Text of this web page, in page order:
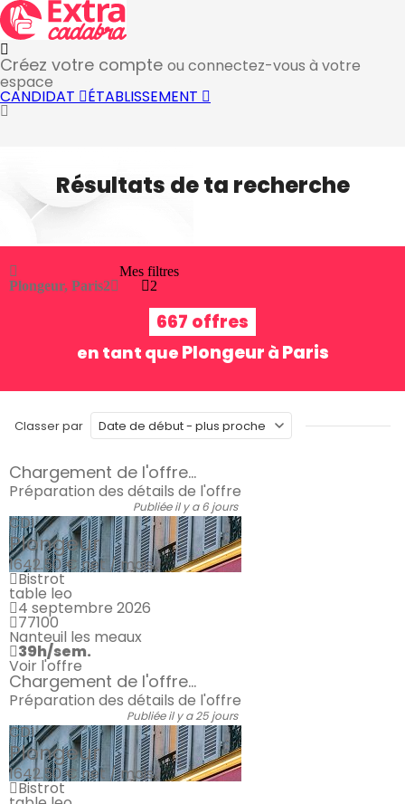
Créez votre compte ou connectez-vous à votre
espace
CANDIDAT ÉTABLISSEMENT
Résultats de ta recherche
Plongeur, Paris2
Mes filtres
2
667 offres
en tant que Plongeur à Paris
Classer par
Chargement de l'offre...
Préparation des détails de l'offre
Publiée il y a 6 jours
CDI
Plongeur
1642.50 €net / mois
Bistrot
table leo
4 septembre 2026
77100
Nanteuil les meaux
39h/sem.
Voir l'offre
Chargement de l'offre...
Préparation des détails de l'offre
Publiée il y a 25 jours
CDI
Plongeur
1642.50 €net / mois
Bistrot